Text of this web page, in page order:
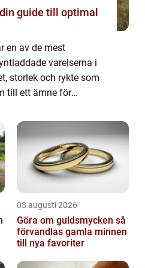
guide till optimal
en av de mest
varelserna i
storlek och rykte som
till ett ämne för
I den här
03 augusti 2026
Göra om guldsmycken så
förvandlas gamla minnen
till nya favoriter